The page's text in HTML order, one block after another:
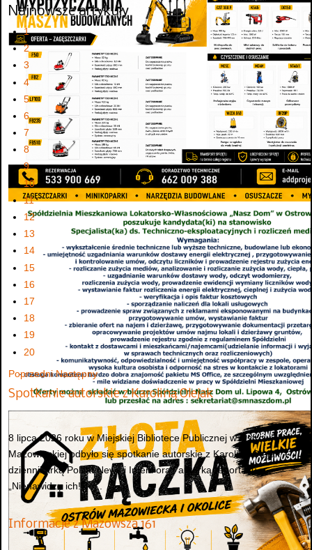
Najnowsze artykuły
1
2
3
4
5
6
7
8
9
10
11
12
13
14
15
16
17
18
19
20
Poprzedni Następny
Spotkanie autorskie z Karoliną Olejak
8 lipca 2026 roku w Miejskiej Bibliotece Publicznej w Ostrowi
Mazowieckiej odbyło się spotkanie autorskie z Karoliną Olejak –
dziennikarką Polsat News i Interii oraz autorką reportażu
„Nienawidzę ich! To...
Informacje z Mazowsza 161